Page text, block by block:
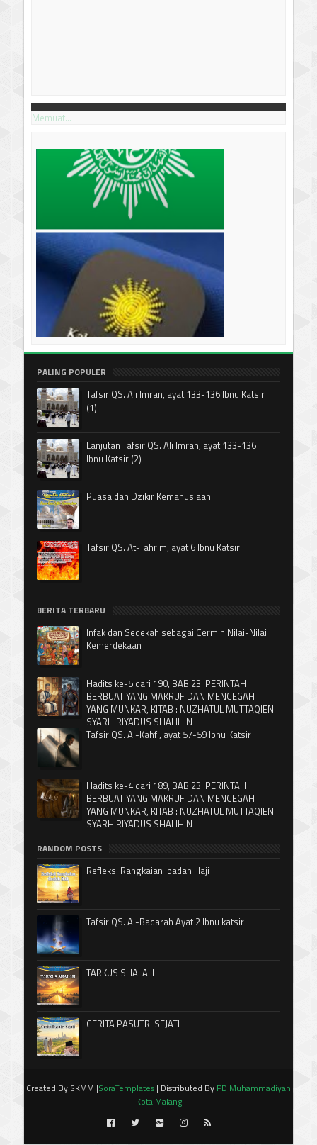
Memuat...
PALING POPULER
Tafsir QS. Ali Imran, ayat 133-136 Ibnu Katsir
(1)
Lanjutan Tafsir QS. Ali Imran, ayat 133-136
Ibnu Katsir (2)
Puasa dan Dzikir Kemanusiaan
Tafsir QS. At-Tahrim, ayat 6 Ibnu Katsir
BERITA TERBARU
Infak dan Sedekah sebagai Cermin Nilai-Nilai
Kemerdekaan
Hadits ke-5 dari 190, BAB 23. PERINTAH
BERBUAT YANG MAKRUF DAN MENCEGAH
YANG MUNKAR, KITAB : NUZHATUL MUTTAQIEN
SYARH RIYADUS SHALIHIN
Tafsir QS. Al-Kahfi, ayat 57-59 Ibnu Katsir
Hadits ke-4 dari 189, BAB 23. PERINTAH
BERBUAT YANG MAKRUF DAN MENCEGAH
YANG MUNKAR, KITAB : NUZHATUL MUTTAQIEN
SYARH RIYADUS SHALIHIN
RANDOM POSTS
Refleksi Rangkaian Ibadah Haji
Tafsir QS. Al-Baqarah Ayat 2 Ibnu katsir
TARKUS SHALAH
CERITA PASUTRI SEJATI
Created By SKMM |SoraTemplates | Distributed By PD Muhammadiyah
Kota Malang